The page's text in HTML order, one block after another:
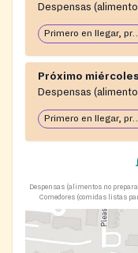
Despensas
Primero en llegar, primero en servir:
Próximo miércoles
Despensas
Primero en llegar, primero en servir:
Despensas (alimentos no
Comedores (comidas listas